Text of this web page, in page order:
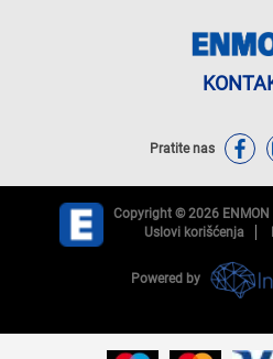
Pratite nas
Copyright © 2026 ENMON
Uslovi korišćenja
Powered by